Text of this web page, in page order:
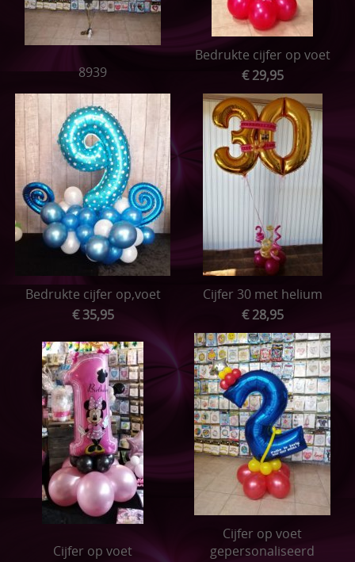
ONTBIJTMANDEN
Speenkoordjes
Sleutelhangers
Speelkoord buggy
Bijtringen
Setjes
8939
Bedrukte cijfer op voet
€ 29,95
Bedrukte cijfer op,voet
€ 35,95
Cijfer 30 met helium
€ 28,95
Cijfer op voet
Cijfer op voet
gepersonaliseerd